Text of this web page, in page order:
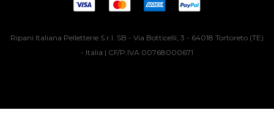
Ripani Italiana Pelletterie S.r.l. SB - Via Botticelli, 3 - 64018 Tortoreto (TE)
- Italia | CF/P.IVA 00768000671